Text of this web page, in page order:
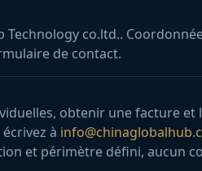
Technology co.ltd..
de contact.
obtenir une facture et
à
et périmètre défini, aucun